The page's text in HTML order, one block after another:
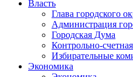
Власть
Глава городского
Администрация
Городская Дума
Контрольно-
Избирательные
Экономика